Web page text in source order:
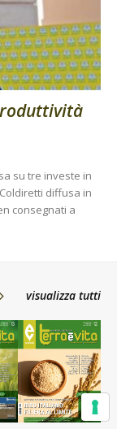
su tre investe in
diffusa in
consegnati a
visualizza tutti